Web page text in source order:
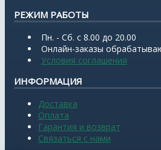
РЕЖИМ РАБОТЫ
Пн. - Сб. с 8.00 до 20.00
Онлайн-заказы
Условия соглашения
ИНФОРМАЦИЯ
Доставка
Оплата
Гарантия и возврат
Связаться с нами